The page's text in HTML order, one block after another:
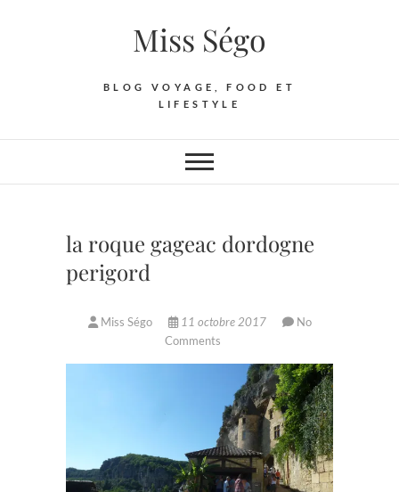
Miss Ségo
BLOG VOYAGE, FOOD ET
LIFESTYLE
la roque gageac dordogne
perigord
Miss Ségo 11 octobre 2017
No
Comments